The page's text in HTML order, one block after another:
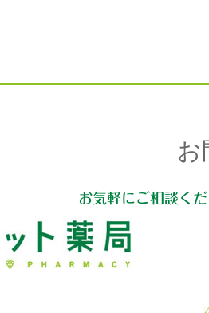
お
お気軽にご相談く